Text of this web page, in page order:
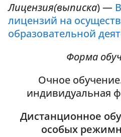
Лицензия(выписка) —
лицензий на
образовательной
Форма
Очное
индивидуальная
Дистанционное
особых